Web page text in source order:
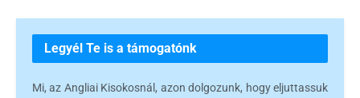
Legyél Te is a támogatónk
Mi, az Angliai Kisokosnál, azon dolgozunk, hogy eljuttassuk